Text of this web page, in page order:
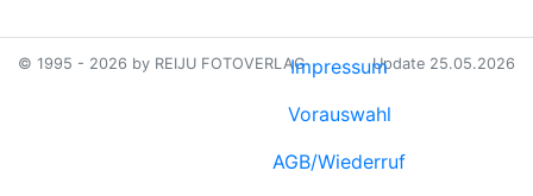
Update 25.05.2026
© 1995 - 2026 by REIJU FOTOVERLAGImpressum
Vorauswahl
AGB/Wiederruf